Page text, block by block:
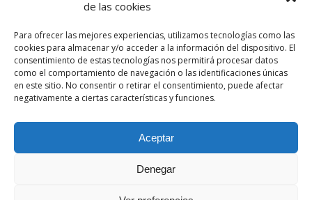
de las cookies
Para ofrecer las mejores experiencias, utilizamos tecnologías como las
cookies para almacenar y/o acceder a la información del dispositivo. El
consentimiento de estas tecnologías nos permitirá procesar datos
como el comportamiento de navegación o las identificaciones únicas
en este sitio. No consentir o retirar el consentimiento, puede afectar
negativamente a ciertas características y funciones.
Aceptar
Denegar
Síguenos en Redes Sociales